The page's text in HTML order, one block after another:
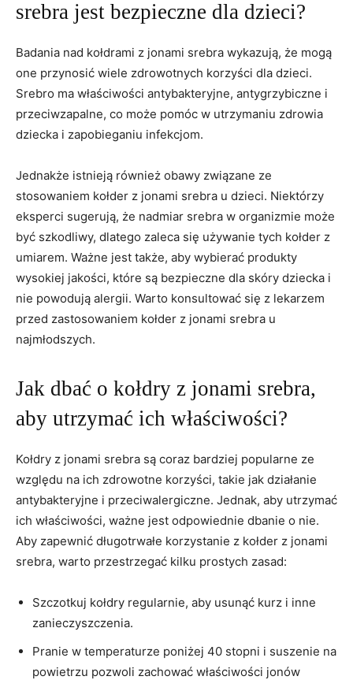
srebra​ jest bezpieczne dla dzieci?
Badania ⁤nad kołdrami‍ z jonami srebra ⁣wykazują, że ⁤mogą
one ‌przynosić wiele zdrowotnych korzyści dla dzieci.
Srebro⁣ ma właściwości‌ antybakteryjne, antygrzybiczne i
przeciwzapalne, co może pomóc​ w utrzymaniu ⁤zdrowia
dziecka i zapobieganiu infekcjom.
Jednakże istnieją również obawy związane‌ ze
stosowaniem kołder z jonami srebra u dzieci. Niektórzy
eksperci sugerują, że nadmiar srebra w organizmie może
być szkodliwy, dlatego zaleca​ się używanie ⁢tych kołder z
umiarem. Ważne jest także, aby wybierać produkty
wysokiej jakości, które​ są bezpieczne dla skóry dziecka i
nie powodują alergii.⁢ Warto konsultować ​się​ z lekarzem
przed​ zastosowaniem kołder ⁣z jonami ​srebra u
najmłodszych.
Jak dbać o kołdry⁢ z jonami srebra,
aby utrzymać ich właściwości?
Kołdry z ‌jonami srebra są coraz​ bardziej popularne ze
względu ‍na ich zdrowotne korzyści, takie jak działanie
antybakteryjne i ⁣przeciwalergiczne. ‌Jednak, aby utrzymać
ich właściwości, ważne jest odpowiednie dbanie o nie.
Aby zapewnić długotrwałe korzystanie z kołder z jonami‌
srebra, warto przestrzegać kilku prostych zasad:
Szczotkuj kołdry regularnie, aby usunąć kurz i inne
zanieczyszczenia.
Pranie w temperaturze poniżej 40 stopni​ i suszenie na⁤
powietrzu pozwoli zachować właściwości jonów